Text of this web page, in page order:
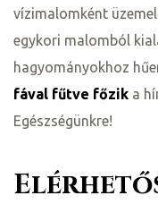
vízimalomként
egykori malomból
hagyományokhoz
fával fűtve főzik a
Egészségünkre!